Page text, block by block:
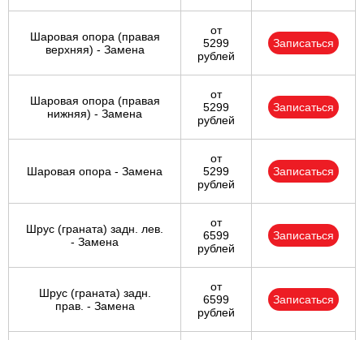
Шаровая опора (правая
верхняя) - Замена
от
5299
рублей
Записаться
Шаровая опора (правая
нижняя) - Замена
от
5299
рублей
Записаться
Шаровая опора - Замена
от
5299
рублей
Записаться
Шрус (граната) задн. лев.
- Замена
от
6599
рублей
Записаться
Шрус (граната) задн.
прав. - Замена
от
6599
рублей
Записаться